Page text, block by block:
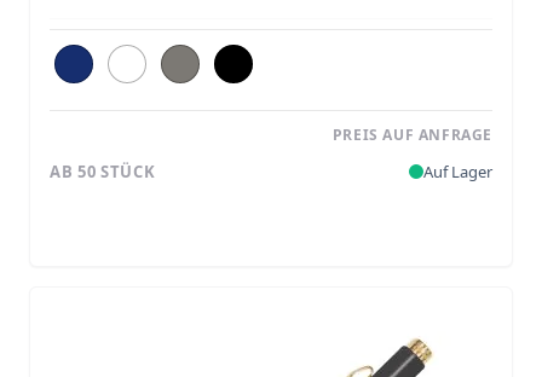
PREIS AUF ANFRAGE
AB 50 STÜCK Auf Lager